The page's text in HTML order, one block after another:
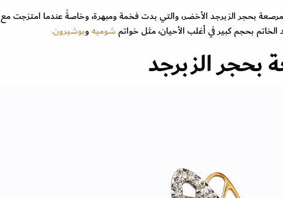
مرصعة بحجر الزبرجد الأخضر، والتي بدت فخمة ومبهرة، وخاصةً عندما امتزجت مع
بحجم كبير في أغلب الأحيان، مثل خواتمشوميهوبوشيرون.
بحجر الزبرجد